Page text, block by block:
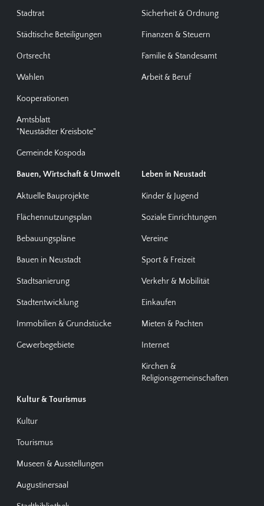
Stadtrat
Städtische Beteiligungen
Ortsrecht
Wahlen
Kooperationen
Amtsblatt
"Neustädter Kreisbote"
Gemeinde Kospoda
Sicherheit & Ordnung
Finanzen & Steuern
Familie & Standesamt
Arbeit & Beruf
Bauen, Wirtschaft & Umwelt
Aktuelle Bauprojekte
Flächennutzungsplan
Bebauungspläne
Bauen in Neustadt
Stadtsanierung
Stadtentwicklung
Immobilien & Grundstücke
Gewerbegebiete
Leben in Neustadt
Kinder & Jugend
Soziale Einrichtungen
Vereine
Sport & Freizeit
Verkehr & Mobilität
Einkaufen
Mieten & Pachten
Internet
Kirchen &
Religionsgemeinschaften
Kultur & Tourismus
Kultur
Tourismus
Museen & Ausstellungen
Augustinersaal